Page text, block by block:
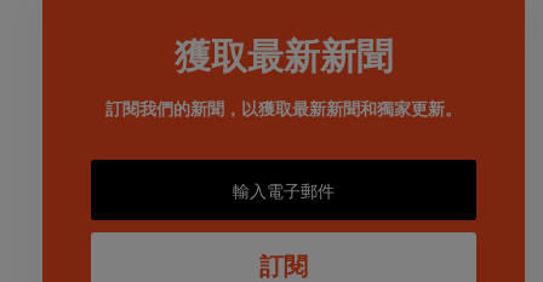
獲取最新新聞
訂閱我們的新聞，以獲取最新新聞和獨家更新。
訂閱